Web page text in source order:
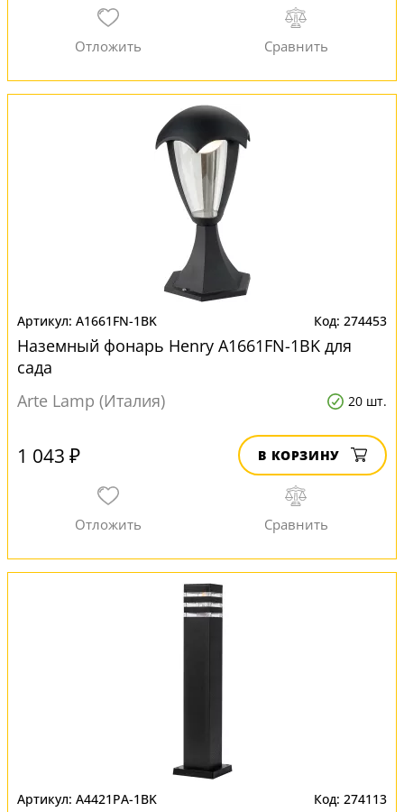
A1661FN-1BK 274453
Наземный фонарь Henry A1661FN-1BK для
сада
Arte Lamp (Италия)
20 шт.
1 043 ₽ В КОРЗИНУ
A4421PA-1BK 274113